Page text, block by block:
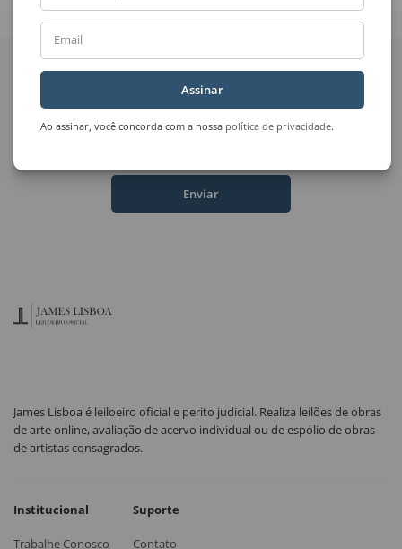
Email
Assinar
Ao assinar, você concorda com a nossa política de privacidade.
do Leilão de Arte?
Nome Completo
Enviar
James Lisboa é leiloeiro oficial e perito judicial. Realiza leilões de obras
de arte online, avaliação de acervo individual ou de espólio de obras
de artistas consagrados.
Institucional
Trabalhe Conosco
Suporte
Contato